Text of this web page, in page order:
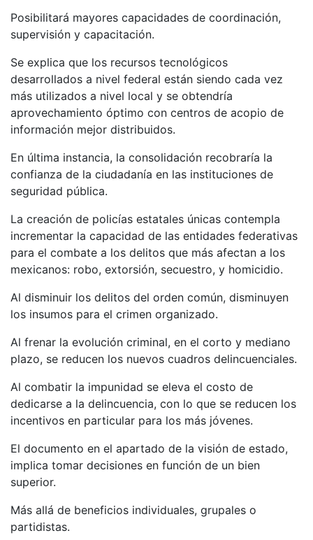
Posibilitará mayores capacidades de coordinación,
supervisión y capacitación.
Se explica que los recursos tecnológicos
desarrollados a nivel federal están siendo cada vez
más utilizados a nivel local y se obtendría
aprovechamiento óptimo con centros de acopio de
información mejor distribuidos.
En última instancia, la consolidación recobraría la
confianza de la ciudadanía en las instituciones de
seguridad pública.
La creación de policías estatales únicas contempla
incrementar la capacidad de las entidades federativas
para el combate a los delitos que más afectan a los
mexicanos: robo, extorsión, secuestro, y homicidio.
Al disminuir los delitos del orden común, disminuyen
los insumos para el crimen organizado.
Al frenar la evolución criminal, en el corto y mediano
plazo, se reducen los nuevos cuadros delincuenciales.
Al combatir la impunidad se eleva el costo de
dedicarse a la delincuencia, con lo que se reducen los
incentivos en particular para los más jóvenes.
El documento en el apartado de la visión de estado,
implica tomar decisiones en función de un bien
superior.
Más allá de beneficios individuales, grupales o
partidistas.